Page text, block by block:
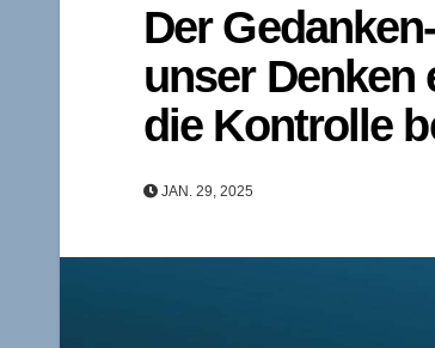
Der
unser
die Kontrolle
JAN. 29, 2025